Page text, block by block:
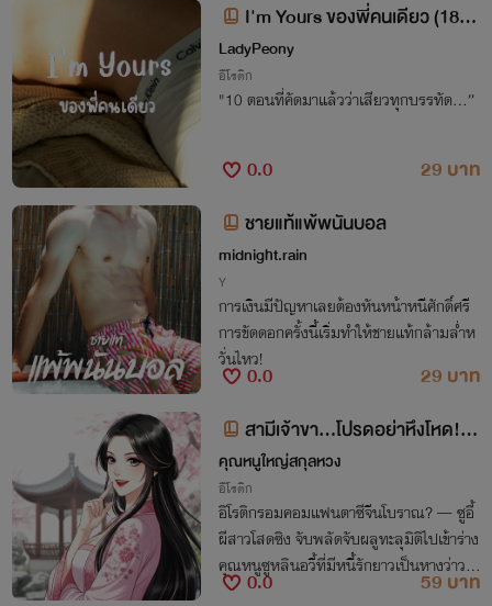
I'm Yours ของพี่คนเดียว (18+ช
ายรับหญิงรุก)
LadyPeony
อีโรติก
"10 ตอนที่คัดมาแล้วว่าเสียวทุกบรรทัด…”
0.0
29 บาท
ชายแท้แพ้พนันบอล
midnight.rain
Y
การเงินมีปัญหาเลยต้องหันหน้าหนีศักดิ์ศรี
การขัดดอกครั้งนี้เริ่มทำให้ชายแท้กล้ามล่ำห
วั่นไหว!
0.0
29 บาท
สามีเจ้าขา...โปรดอย่าหึงโหด! (ห
ลายP, NC25+)
คุณหนูใหญ่สกุลหวง
อีโรติก
อิโรติกรอมคอมแฟนตาซีจีนโบราณ? — ซูอี้
ผีสาวโสดซิง จับพลัดจับผลูทะลุมิติไปเข้าร่าง
คุณหนูซูหลินอวี้ที่มีหนี้รักยาวเป็นหางว่าว ที่
แย่กว่าคือคุณหนูซูกำลังจะแต่งงานกับสามีจ
0.0
59 บาท